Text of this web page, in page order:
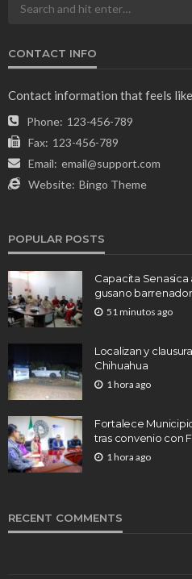
CONTACT INFO
Contact information that feels
Phone: 123-456-789
Fax: 123-456-789
Email: email@support.com
Website: Bingo Theme
POPULAR POSTS
Capacita Senasica
gusano barrenador
51 minutos ago
Localizan y
Chihuahua
1 hora ago
Fortalece
tras convenio con
1 hora ago
RECENT COMMENTS